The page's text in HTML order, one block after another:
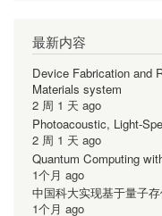
最新内容
Device Fabrication and
Materials system
2 周 1 天 ago
Photoacoustic, Light-
2 周 1 天 ago
Quantum Computing
1个月 ago
中国科大实现基于量子
1个月 ago